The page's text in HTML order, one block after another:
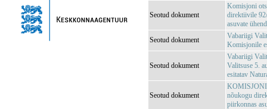
Seotud dokument
Komisjoni
direktiivile
asuvate
Seotud dokument
Vabariigi
Komisjonile
Seotud dokument
Vabariigi
Valitsuse 5.
esitatav
Seotud dokument
KOMISJONI
nõukogu
piirkonnas